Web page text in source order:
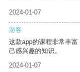
2024-01-07
游客
这款app的课程非常丰
己感兴趣的知识。
2024-01-07